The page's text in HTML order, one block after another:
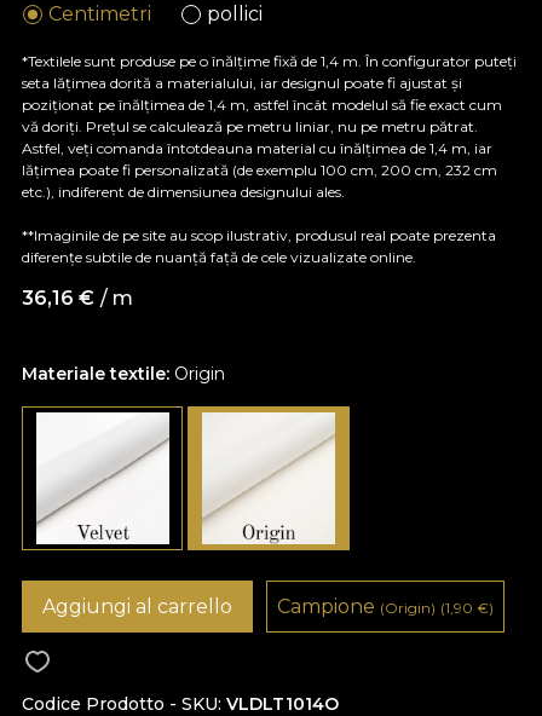
Materiale textile: Origin
Centimetri pollici
*Textilele sunt produse pe o înălțime fixă de 1,4 m. În configurator puteți
seta lățimea dorită a materialului, iar designul poate fi ajustat și
poziționat pe înălțimea de 1,4 m, astfel încât modelul să fie exact cum
vă doriți. Prețul se calculează pe metru liniar, nu pe metru pătrat.
Astfel, veți comanda întotdeauna material cu înălțimea de 1,4 m, iar
lățimea poate fi personalizată (de exemplu 100 cm, 200 cm, 232 cm
etc.), indiferent de dimensiunea designului ales.
**Imaginile de pe site au scop ilustrativ, produsul real poate prezenta
diferențe subtile de nuanță față de cele vizualizate online.
36,16 € / m
Codice Prodotto - SKU VLDLT1014O
Aggiungi al carrello Campione (Origin) (1,90 €)